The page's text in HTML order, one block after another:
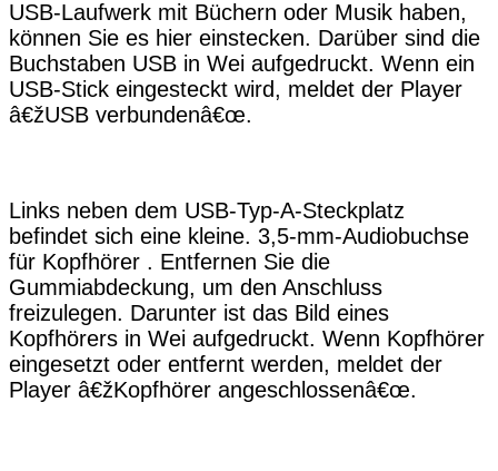
USB-Laufwerk mit Büchern oder Musik haben,
können Sie es hier einstecken. Darüber sind die
Buchstaben USB in Wei aufgedruckt. Wenn ein
USB-Stick eingesteckt wird, meldet der Player
â€žUSB verbundenâ€œ.
Links neben dem USB-Typ-A-Steckplatz
befindet sich eine kleine. 3,5-mm-Audiobuchse
für Kopfhörer . Entfernen Sie die
Gummiabdeckung, um den Anschluss
freizulegen. Darunter ist das Bild eines
Kopfhörers in Wei aufgedruckt. Wenn Kopfhörer
eingesetzt oder entfernt werden, meldet der
Player â€žKopfhörer angeschlossenâ€œ.